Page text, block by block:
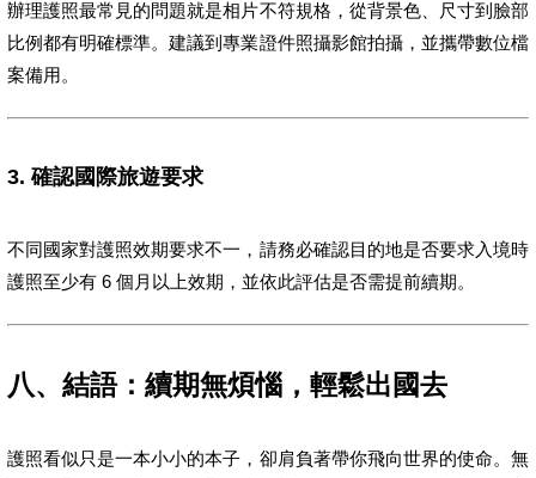
辦理護照最常見的問題就是相片不符規格，從背景色、尺寸到臉部
比例都有明確標準。建議到專業證件照攝影館拍攝，並攜帶數位檔
案備用。
3. 確認國際旅遊要求
不同國家對護照效期要求不一，請務必確認目的地是否要求入境時
護照至少有 6 個月以上效期，並依此評估是否需提前續期。
八、結語：續期無煩惱，輕鬆出國去
護照看似只是一本小小的本子，卻肩負著帶你飛向世界的使命。無